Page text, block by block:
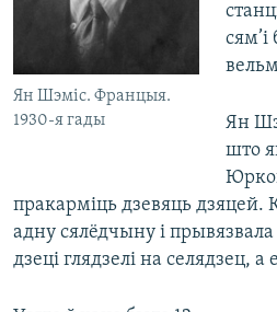
Ян Шэміс. Францыя.
1930-я гады
Ян
што
пракарміць дзевяць дзяцей.
адну сялёдчыну і прывязвала
дзеці глядзелі на селядзец, а